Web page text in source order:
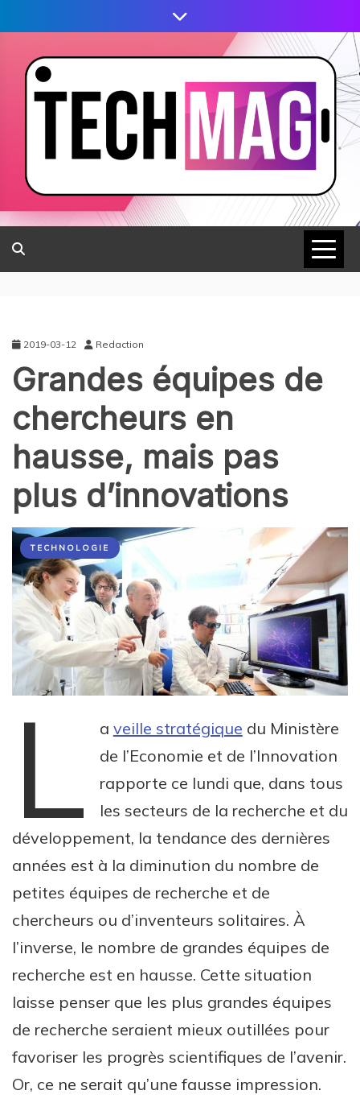
2019-03-12 Redaction
Grandes équipes de
chercheurs en
hausse, mais pas
plus d’innovations
TECHNOLOGIE
L a veille stratégique du Ministère
de l’Economie et de l’Innovation
rapporte ce lundi que, dans tous
les secteurs de la recherche et du
développement, la tendance des dernières
années est à la diminution du nombre de
petites équipes de recherche et de
chercheurs ou d’inventeurs solitaires. À
l’inverse, le nombre de grandes équipes de
recherche est en hausse. Cette situation
laisse penser que les plus grandes équipes
de recherche seraient mieux outillées pour
favoriser les progrès scientifiques de l’avenir.
Or, ce ne serait qu’une fausse impression.